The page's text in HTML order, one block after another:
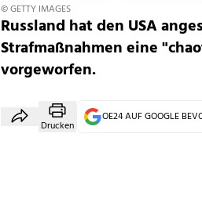
© GETTY IMAGES
Russland hat den USA
Strafmaßnahmen eine
vorgeworfen.
Drucken
OE24 AUF GOOGLE